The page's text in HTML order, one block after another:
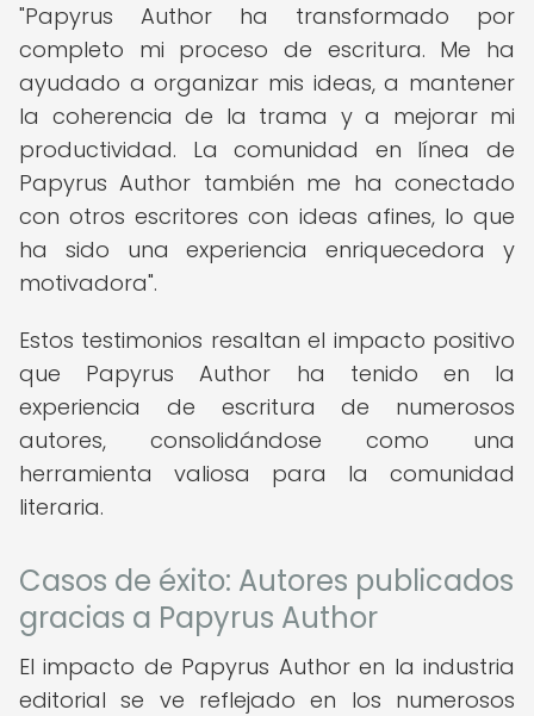
"Papyrus Author ha transformado por
completo mi proceso de escritura. Me ha
ayudado a organizar mis ideas, a mantener
la coherencia de la trama y a mejorar mi
productividad. La comunidad en línea de
Papyrus Author también me ha conectado
con otros escritores con ideas afines, lo que
ha sido una experiencia enriquecedora y
motivadora".
Estos testimonios resaltan el impacto positivo
que Papyrus Author ha tenido en la
experiencia de escritura de numerosos
autores, consolidándose como una
herramienta valiosa para la comunidad
literaria.
Casos de éxito: Autores publicados
gracias a Papyrus Author
El impacto de Papyrus Author en la industria
editorial se ve reflejado en los numerosos